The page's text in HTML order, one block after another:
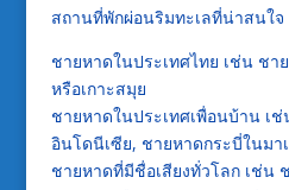
สถานที่พักผ่อนริมทะเลที่น่าสนใจ
ชายหาดในประเทศไทย เช่น ชา
หรือเกาะสมุย
ชายหาดในประเทศเพื่อนบ้าน เ
อินโดนีเซีย, ชายหาดกระบี่ในมา
ชายหาดที่มีชื่อเสียงทั่วโลก เช่น